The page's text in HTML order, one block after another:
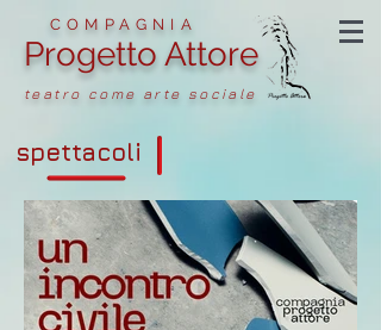
teatro come arte sociale
Progetto Attore
COMPAGNIA
spettacoli